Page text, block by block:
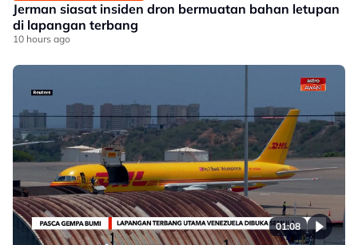
Jerman siasat insiden dron bermuatan bahan letupan
di lapangan terbang
10 hours ago
01:08